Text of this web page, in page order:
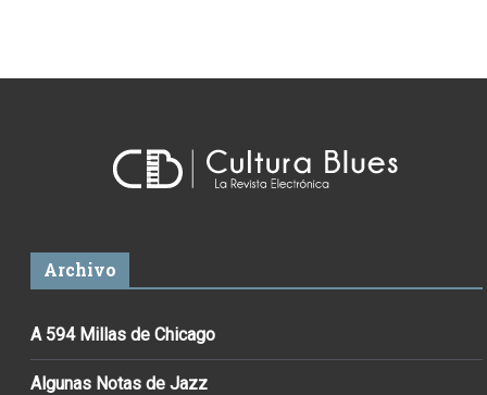
Archivo
A 594 Millas de Chicago
Algunas Notas de Jazz